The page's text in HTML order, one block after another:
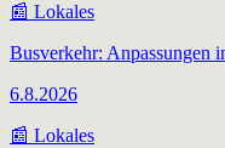
📰 Lokales
Busverkehr: Anpassungen
6.8.2026
📰 Lokales